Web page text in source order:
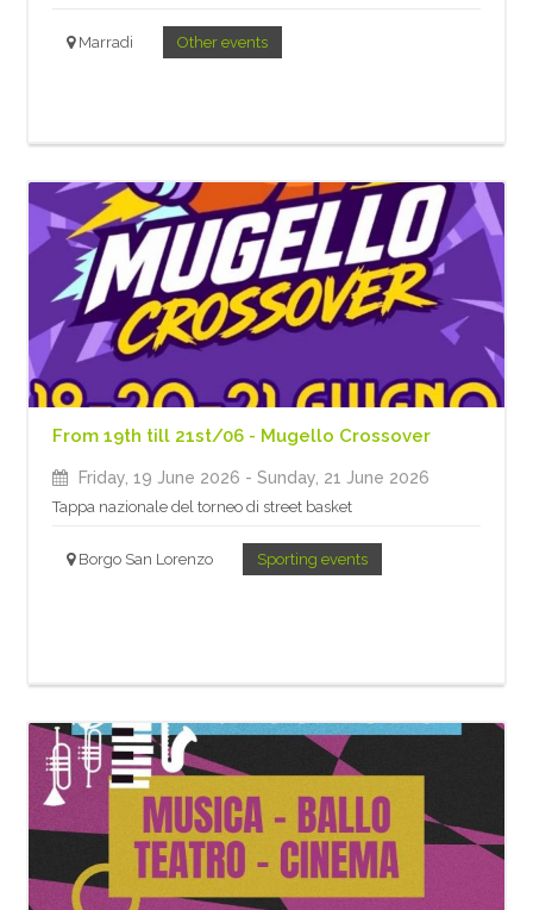
Marradi Other events
From 19th till 21st/06 - Mugello Crossover
Friday, 19 June 2026 - Sunday, 21 June 2026
Tappa nazionale del torneo di street basket
Borgo San Lorenzo Sporting events